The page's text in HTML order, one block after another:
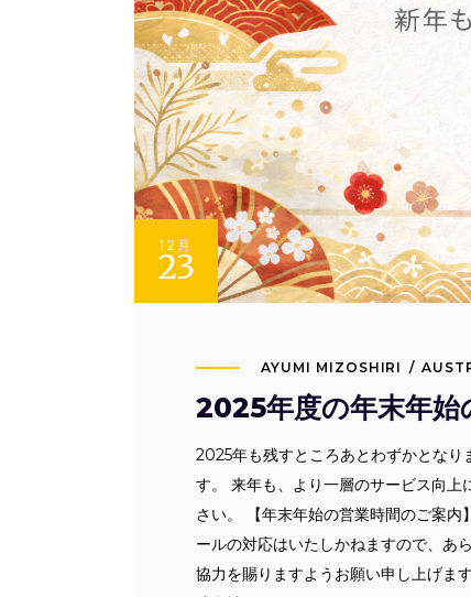
12月
23
AYUMI MIZOSHIRI
2025年度の年末年始
2025年も残すところあとわずかとなり
す。 来年も、より一層のサービス向
さい。 【年末年始の営業時間のご案
ールの対応はいたしかねますので、あ
協力を賜りますようお願い申し上げま